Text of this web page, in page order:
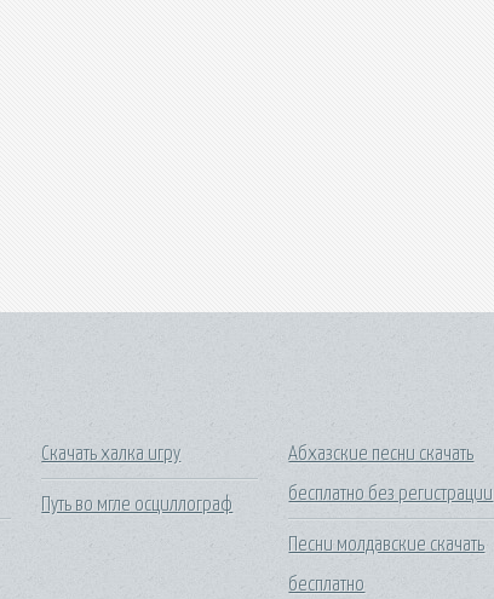
Скачать халка игру
Путь во мгле осциллограф
Абхазские песни скачать
бесплатно без регистрации
Песни молдавские скачать
бесплатно